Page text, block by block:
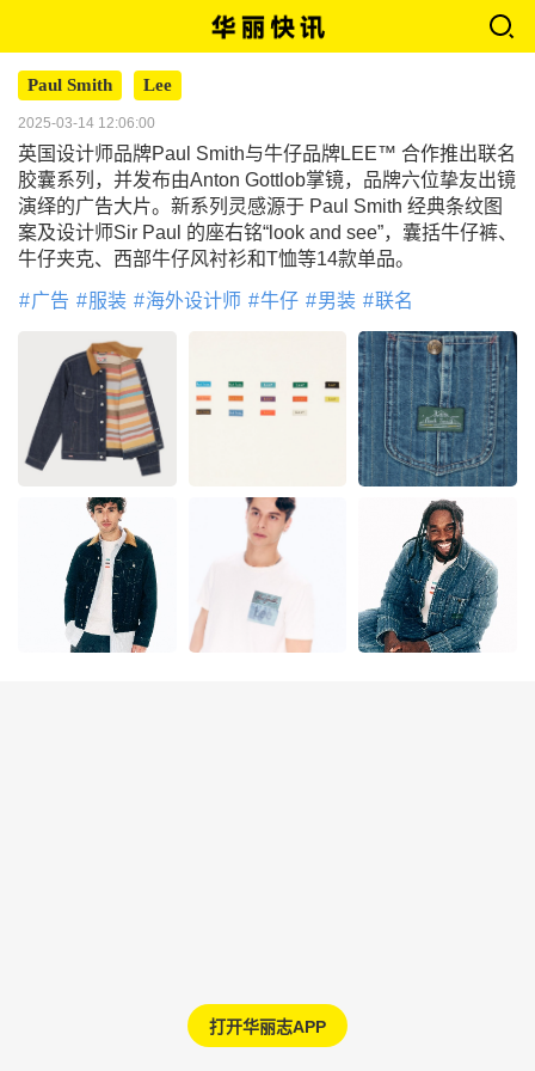
Paul Smith Lee
2025-03-14 12:06:00
英国设计师品牌Paul Smith与牛仔品牌LEE™ 合作推出联名
胶囊系列，并发布由Anton Gottlob掌镜，品牌六位挚友出镜
演绎的广告大片。新系列灵感源于 Paul Smith 经典条纹图
案及设计师Sir Paul 的座右铭“look and see”，囊括牛仔裤、
牛仔夹克、西部牛仔风衬衫和T恤等14款单品。
广告 服装 海外设计师 牛仔 男装 联名
打开华丽志APP